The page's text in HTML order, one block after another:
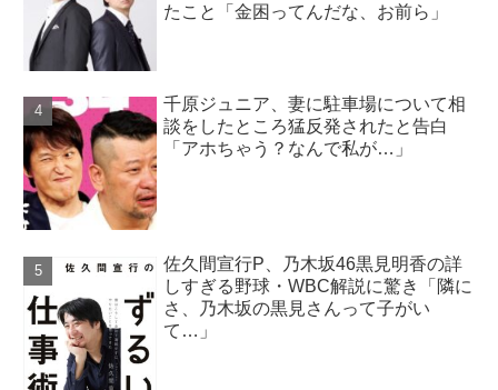
たこと「金困ってんだな、お前ら」
千原ジュニア、妻に駐車場について相
談をしたところ猛反発されたと告白
「アホちゃう？なんで私が…」
佐久間宣行P、乃木坂46黒見明香の詳
しすぎる野球・WBC解説に驚き「隣に
さ、乃木坂の黒見さんって子がい
て…」